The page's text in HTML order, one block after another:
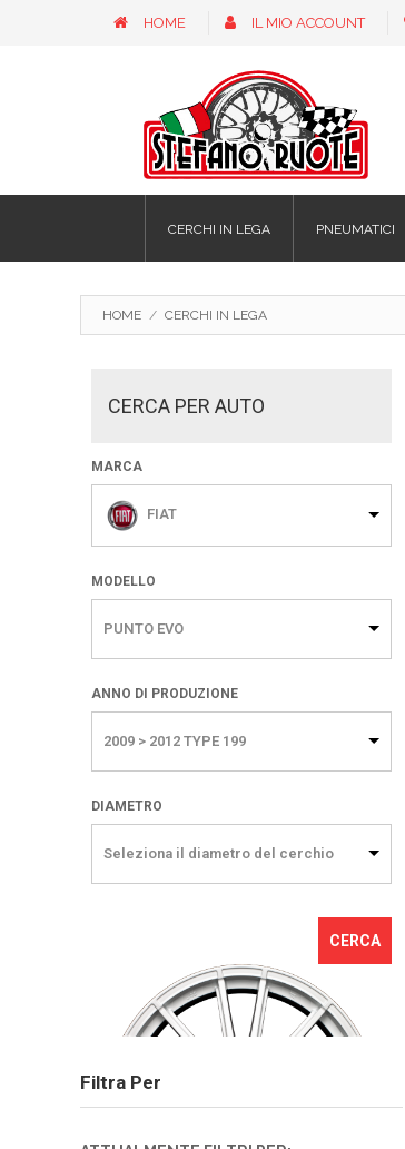
HOME IL MIO ACCOUNT
CERCHI IN LEGA PNEUMATICI
HOME / CERCHI IN LEGA
CERCA PER AUTO
MARCA
FIAT
MODELLO
PUNTO EVO
ANNO DI PRODUZIONE
2009 > 2012 TYPE 199
DIAMETRO
Seleziona il diametro del cerchio
CERCA
Filtra Per